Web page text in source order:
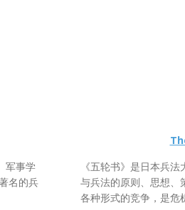
军事学
名的兵
《五轮书》是日本兵
与兵法的原则、思想、
各种形式的竞争，是危